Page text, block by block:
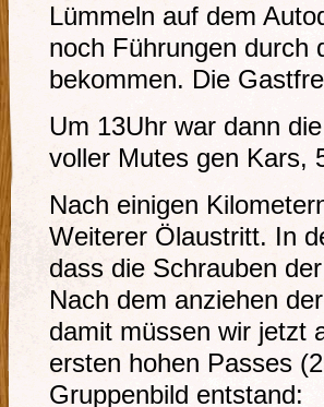
Lümmeln auf dem
noch Führungen durch
bekommen. Die
Um 13Uhr war dann
voller Mutes gen Kars,
Nach einigen
Weiterer Ölaustritt. In
dass die Schrauben
Nach dem anziehen
damit müssen wir jetzt
ersten hohen Passes
Gruppenbild entstand: